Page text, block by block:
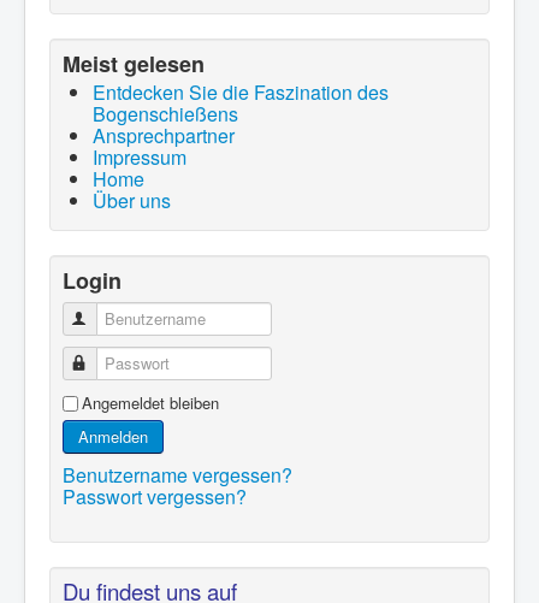
Meist gelesen
Entdecken Sie die Faszination des
Bogenschießens
Ansprechpartner
Impressum
Home
Über uns
Login
Benutzername
Passwort
Angemeldet bleiben
Anmelden
Benutzername vergessen?
Passwort vergessen?
Du findest uns auf